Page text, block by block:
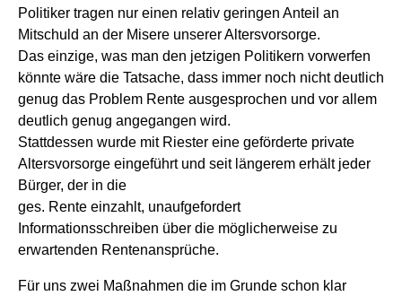
Politiker tragen nur einen relativ geringen Anteil an
Mitschuld an der Misere unserer Altersvorsorge.
Das einzige, was man den jetzigen Politikern vorwerfen
könnte wäre die Tatsache, dass immer noch nicht deutlich
genug das Problem Rente ausgesprochen und vor allem
deutlich genug angegangen wird.
Stattdessen wurde mit Riester eine geförderte private
Altersvorsorge eingeführt und seit längerem erhält jeder
Bürger, der in die
ges. Rente einzahlt, unaufgefordert
Informationsschreiben über die möglicherweise zu
erwartenden Rentenansprüche.
Für uns zwei Maßnahmen die im Grunde schon klar